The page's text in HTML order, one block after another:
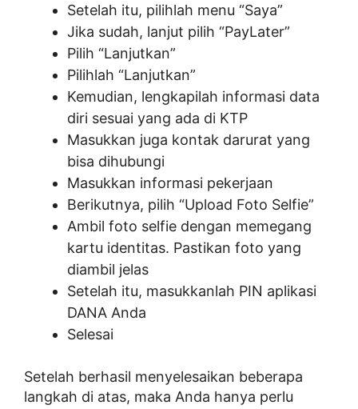
Setelah itu, pilihlah menu “Saya”
Jika sudah, lanjut pilih “PayLater”
Pilih “Lanjutkan”
Pilihlah “Lanjutkan”
Kemudian, lengkapilah informasi data
diri sesuai yang ada di KTP
Masukkan juga kontak darurat yang
bisa dihubungi
Masukkan informasi pekerjaan
Berikutnya, pilih “Upload Foto Selfie”
Ambil foto selfie dengan memegang
kartu identitas. Pastikan foto yang
diambil jelas
Setelah itu, masukkanlah PIN aplikasi
DANA Anda
Selesai
Setelah berhasil menyelesaikan beberapa
langkah di atas, maka Anda hanya perlu